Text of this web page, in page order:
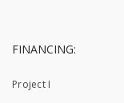
FINANCING:
Project I